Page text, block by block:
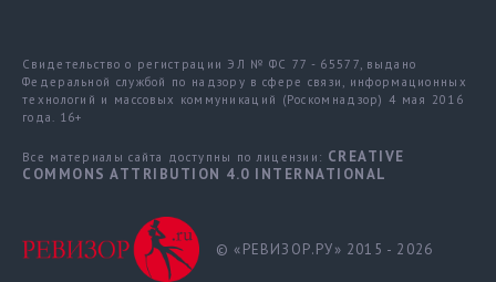
Свидетельство о регистрации ЭЛ № ФС 77 - 65577, выдано
Федеральной службой по надзору в сфере связи, информационных
технологий и массовых коммуникаций (Роскомнадзор) 4 мая 2016
года. 16+
Все материалы сайта доступны по лицензии: CREATIVE
COMMONS ATTRIBUTION 4.0 INTERNATIONAL
© «РЕВИЗОР.РУ» 2015 - 2026